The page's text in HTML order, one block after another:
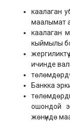
каалаган
маалымат
каалаган
кыймылы
ичинде
Банкка
ошондой
жөнүндө